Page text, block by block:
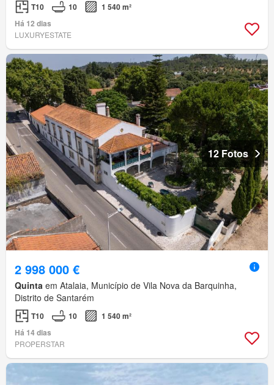
T10 10
1 540 m²
Há 12 dias
LUXURYESTATE
12 Fotos
2 998 000 €
Quinta em Atalaia, Município de Vila Nova da Barquinha,
Distrito de Santarém
T10 10
1 540 m²
Há 14 dias
PROPERSTAR